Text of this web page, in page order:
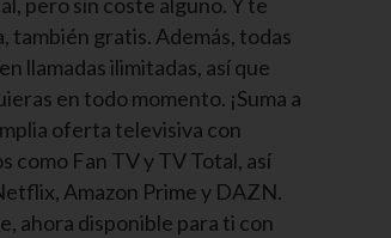
también gratis. Además, todas
llamadas ilimitadas, así que
en todo momento. ¡Suma a
oferta televisiva con
como Fan TV y TV Total, así
Amazon Prime y DAZN.
ahora disponible para ti con